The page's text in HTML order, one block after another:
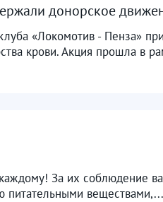
донорское
«Локомотив - Пенза»
крови. Акция прошла в
За их соблюдение
питательными веществами,...